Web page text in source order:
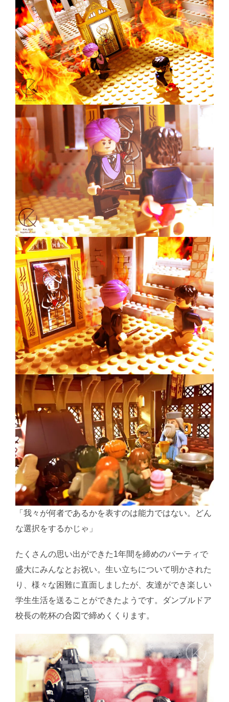
「我々が何者であるかを表すのは能力ではない。どん
な選択をするかじゃ」
たくさんの思い出ができた1年間を締めのパーティで
盛大にみんなとお祝い。生い立ちについて明かされた
り、様々な困難に直面しましたが、友達ができ楽しい
学生生活を送ることができたようです。ダンブルドア
校長の乾杯の合図で締めくくります。